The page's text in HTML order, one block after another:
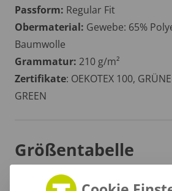
Passform: Regular Fit
Obermaterial: Gewebe: 65%
Baumwolle
Grammatur: 210 g/m²
Zertifikate: OEKOTEX 100,
GREEN
Größentabelle